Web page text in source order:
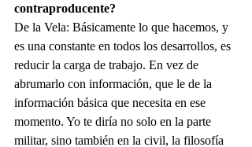
contraproducente?
De la Vela: Básicamente lo que hacemos, y
es una constante en todos los desarrollos, es
reducir la carga de trabajo. En vez de
abrumarlo con información, que le de la
información básica que necesita en ese
momento. Yo te diría no solo en la parte
militar, sino también en la civil, la filosofía